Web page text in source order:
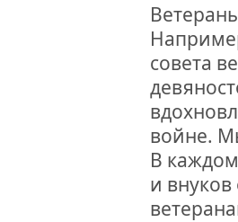
совета
войне.
В
и